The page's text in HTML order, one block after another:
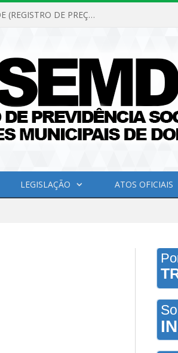
PREGÃO ELETRÔNICO Nº 02/2026-IPSEMDE (REGISTRO DE PREÇOS PARA FUTURA E EVENTUAL AQUISIÇÃO DE MATERIAL DE LIMPEZA E GÊNEROS ALIMENTÍCIOS PARA ATENDER AS NECESSIDADES DO INSTITUTO DE PREVIDÊNCIA SOCIAL DOS SERVIDORES MUNICIPAIS DE DOM ELISEU.)
LEGISLAÇÃO ATOS OFICIAIS